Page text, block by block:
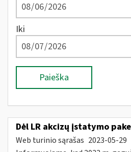
Iki
Paieška
Dėl LR akcizų įstatymo
Web turinio sąrašas 2023-05-29